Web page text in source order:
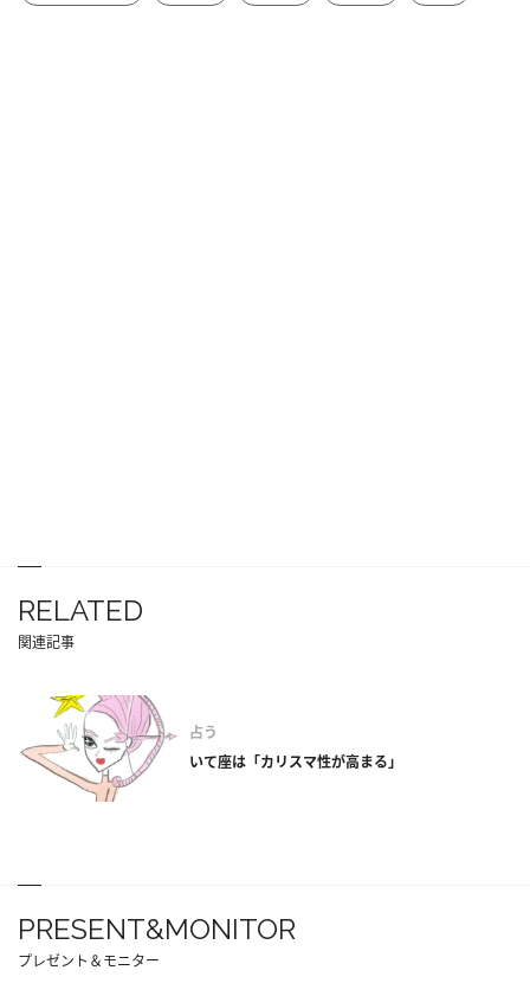
RELATED
関連記事
占う
いて座は「カリスマ性が高まる」
PRESENT&MONITOR
プレゼント＆モニター